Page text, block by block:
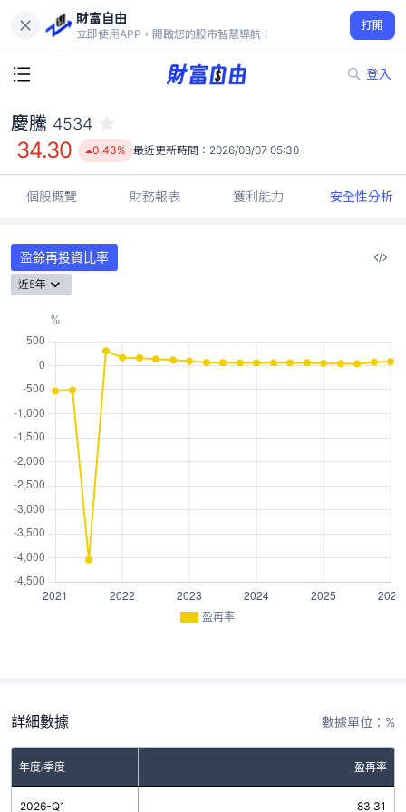
財富自由
立即使用APP，開啟您的股市智慧導航！
打開
登入
34.30
0.43%
慶騰 4534
34.30 0.43% 最近更新時間： 2026/08/07 05:30
個股概覽 財務報表 獲利能力 安全性分析
盈餘再投資比率
近5年
盈再率
詳細數據 數據單位：%
年度/季度 盈再率
2026-Q1 83.31